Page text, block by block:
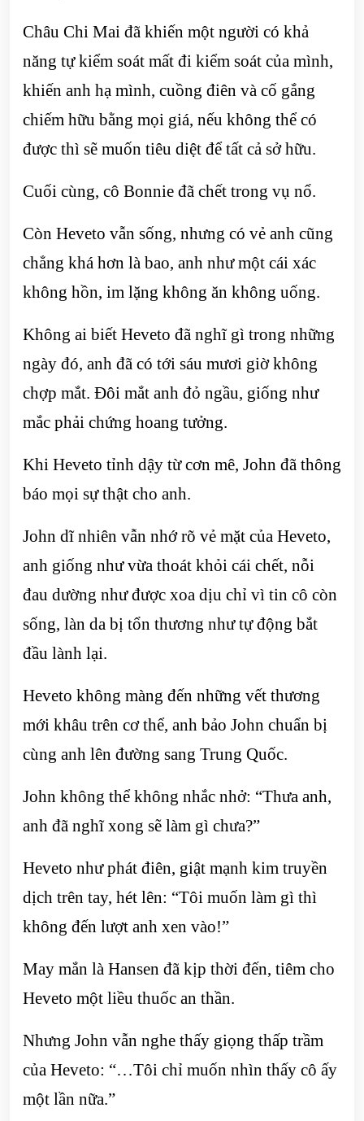
Châu Chi Mai đã khiến một người có khả
năng tự kiểm soát mất đi kiểm soát của mình,
khiến anh hạ mình, cuồng điên và cố gắng
chiếm hữu bằng mọi giá, nếu không thể có
được thì sẽ muốn tiêu diệt để tất cả sở hữu.
Cuối cùng, cô Bonnie đã chết trong vụ nổ.
Còn Heveto vẫn sống, nhưng có vẻ anh cũng
chẳng khá hơn là bao, anh như một cái xác
không hồn, im lặng không ăn không uống.
Không ai biết Heveto đã nghĩ gì trong những
ngày đó, anh đã có tới sáu mươi giờ không
chợp mắt. Đôi mắt anh đỏ ngầu, giống như
mắc phải chứng hoang tưởng.
Khi Heveto tỉnh dậy từ cơn mê, John đã thông
báo mọi sự thật cho anh.
John dĩ nhiên vẫn nhớ rõ vẻ mặt của Heveto,
anh giống như vừa thoát khỏi cái chết, nỗi
đau dường như được xoa dịu chỉ vì tin cô còn
sống, làn da bị tổn thương như tự động bắt
đầu lành lại.
Heveto không màng đến những vết thương
mới khâu trên cơ thể, anh bảo John chuẩn bị
cùng anh lên đường sang Trung Quốc.
John không thể không nhắc nhở: “Thưa anh,
anh đã nghĩ xong sẽ làm gì chưa?”
Heveto như phát điên, giật mạnh kim truyền
dịch trên tay, hét lên: “Tôi muốn làm gì thì
không đến lượt anh xen vào!”
May mắn là Hansen đã kịp thời đến, tiêm cho
Heveto một liều thuốc an thần.
Nhưng John vẫn nghe thấy giọng thấp trầm
của Heveto: “…Tôi chỉ muốn nhìn thấy cô ấy
một lần nữa.”